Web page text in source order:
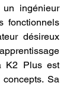
un ingénieur
fonctionnels
désireux
K2 Plus est
Sa